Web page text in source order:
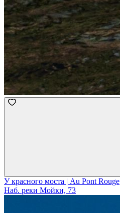
У красного моста | Au Pont Rouge
Наб. реки Мойки, 73